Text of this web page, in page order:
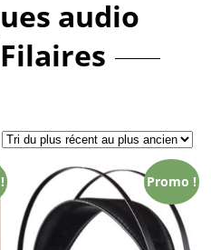
audio
Promo !